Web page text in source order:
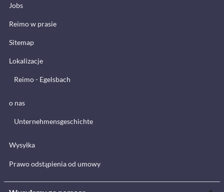
Jobs
Reimo w prasie
Sitemap
Lokalizacje
Reimo - Egelsbach
o nas
Unternehmensgeschichte
Wysyłka
Prawo odstąpienia od umowy